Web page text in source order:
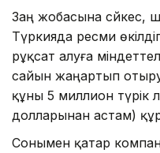
Заң жобасына сәйкес,
Түркияда ресми
рұқсат алуға
сайын жаңартып
құны 5 миллион
долларынан астам)
Сонымен қатар